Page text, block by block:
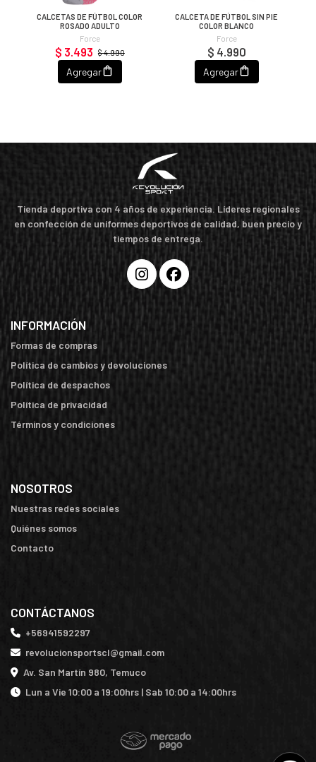
CALCETAS DE FÚTBOL COLOR
ROSADO ADULTO
Force
$ 4.990
$ 3.493
Agregar
CALCETA DE FÚTBOL SIN PIE
COLOR BLANCO
Force
$ 4.990
Agregar
Tienda deportiva con 4 años de experiencia. Líderes regionales
en confección de uniformes deportivos de calidad, buen precio y
tiempos de entrega.
INFORMACIÓN
Formas de compras
Política de cambios y devoluciones
Política de despachos
Política de privacidad
Términos y condiciones
NOSOTROS
Nuestras redes sociales
Quiénes somos
Contacto
CONTÁCTANOS
+56941592297
revolucionsportscl@gmail.com
Av. San Martín 980, Temuco
Lun a Vie 10:00 a 19:00hrs | Sab 10:00 a 14:00hrs